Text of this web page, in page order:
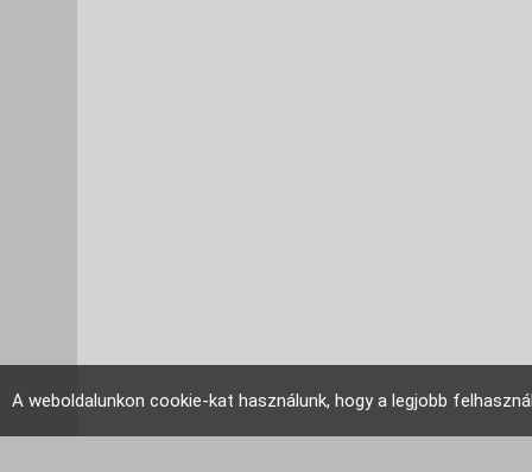
A weboldalunkon cookie-kat használunk, hogy a legjobb